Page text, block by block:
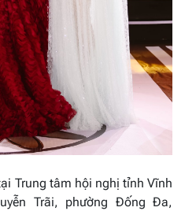
Trung tâm hội nghị tỉnh Vĩnh
Trãi, phường Đống Đa,